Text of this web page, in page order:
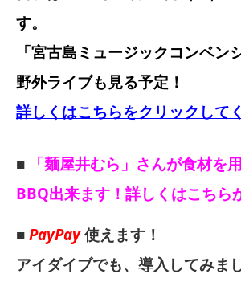
す。
「宮古島ミュージックコンベン
野外ライブも見る予定！
詳しくはこちらをクリックして
■
「麺屋井むら」さんが食材を
BBQ出来ます！詳しくはこちら
■ PayPay使えます！
アイダイブでも、導入してみま